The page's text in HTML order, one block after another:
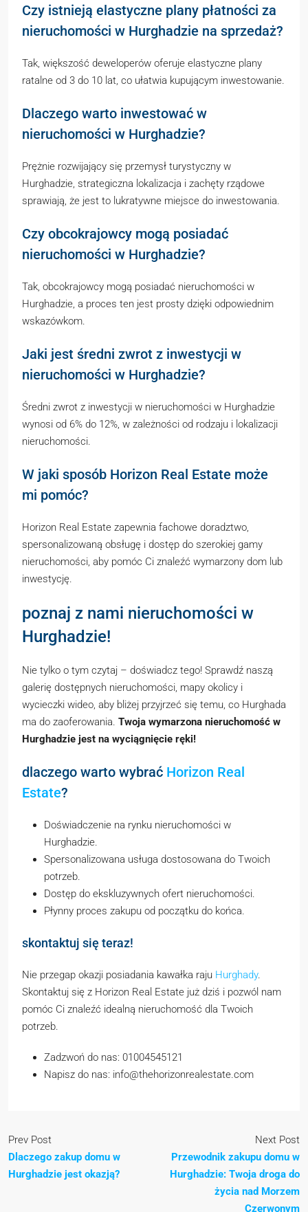
Czy istnieją elastyczne plany płatności za
nieruchomości w Hurghadzie na sprzedaż?
Tak, większość deweloperów oferuje elastyczne plany
ratalne od 3 do 10 lat, co ułatwia kupującym inwestowanie.
Dlaczego warto inwestować w
nieruchomości w Hurghadzie?
Prężnie rozwijający się przemysł turystyczny w
Hurghadzie, strategiczna lokalizacja i zachęty rządowe
sprawiają, że jest to lukratywne miejsce do inwestowania.
Czy obcokrajowcy mogą posiadać
nieruchomości w Hurghadzie?
Tak, obcokrajowcy mogą posiadać nieruchomości w
Hurghadzie, a proces ten jest prosty dzięki odpowiednim
wskazówkom.
Jaki jest średni zwrot z inwestycji w
nieruchomości w Hurghadzie?
Średni zwrot z inwestycji w nieruchomości w Hurghadzie
wynosi od 6% do 12%, w zależności od rodzaju i lokalizacji
nieruchomości.
W jaki sposób Horizon Real Estate może
mi pomóc?
Horizon Real Estate zapewnia fachowe doradztwo,
spersonalizowaną obsługę i dostęp do szerokiej gamy
nieruchomości, aby pomóc Ci znaleźć wymarzony dom lub
inwestycję.
poznaj z nami nieruchomości w
Hurghadzie!
Nie tylko o tym czytaj – doświadcz tego! Sprawdź naszą
galerię dostępnych nieruchomości, mapy okolicy i
wycieczki wideo, aby bliżej przyjrzeć się temu, co Hurghada
ma do zaoferowania. Twoja wymarzona nieruchomość w
Hurghadzie jest na wyciągnięcie ręki!
dlaczego warto wybrać Horizon Real
Estate?
Doświadczenie na rynku nieruchomości w
Hurghadzie.
Spersonalizowana usługa dostosowana do Twoich
potrzeb.
Dostęp do ekskluzywnych ofert nieruchomości.
Płynny proces zakupu od początku do końca.
skontaktuj się teraz!
Nie przegap okazji posiadania kawałka raju Hurghady.
Skontaktuj się z Horizon Real Estate już dziś i pozwól nam
pomóc Ci znaleźć idealną nieruchomość dla Twoich
potrzeb.
Zadzwoń do nas: 01004545121
Napisz do nas: info@thehorizonrealestate.com
Prev Post
Dlaczego zakup domu w
Hurghadzie jest okazją?
Next Post
Przewodnik zakupu domu w
Hurghadzie: Twoja droga do
życia nad Morzem
Czerwonym